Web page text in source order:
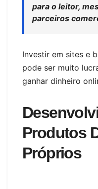
para o leitor,
parceiros
Investir em sites e
pode ser muito
ganhar dinheiro
Produtos
Próprios